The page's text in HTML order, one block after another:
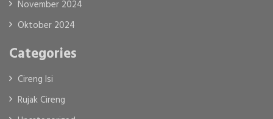
November 2024
Oktober 2024
Categories
Cireng Isi
Rujak Cireng